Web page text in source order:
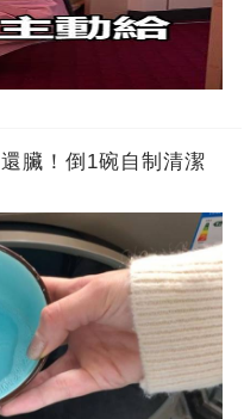
臟！倒1碗自制清潔